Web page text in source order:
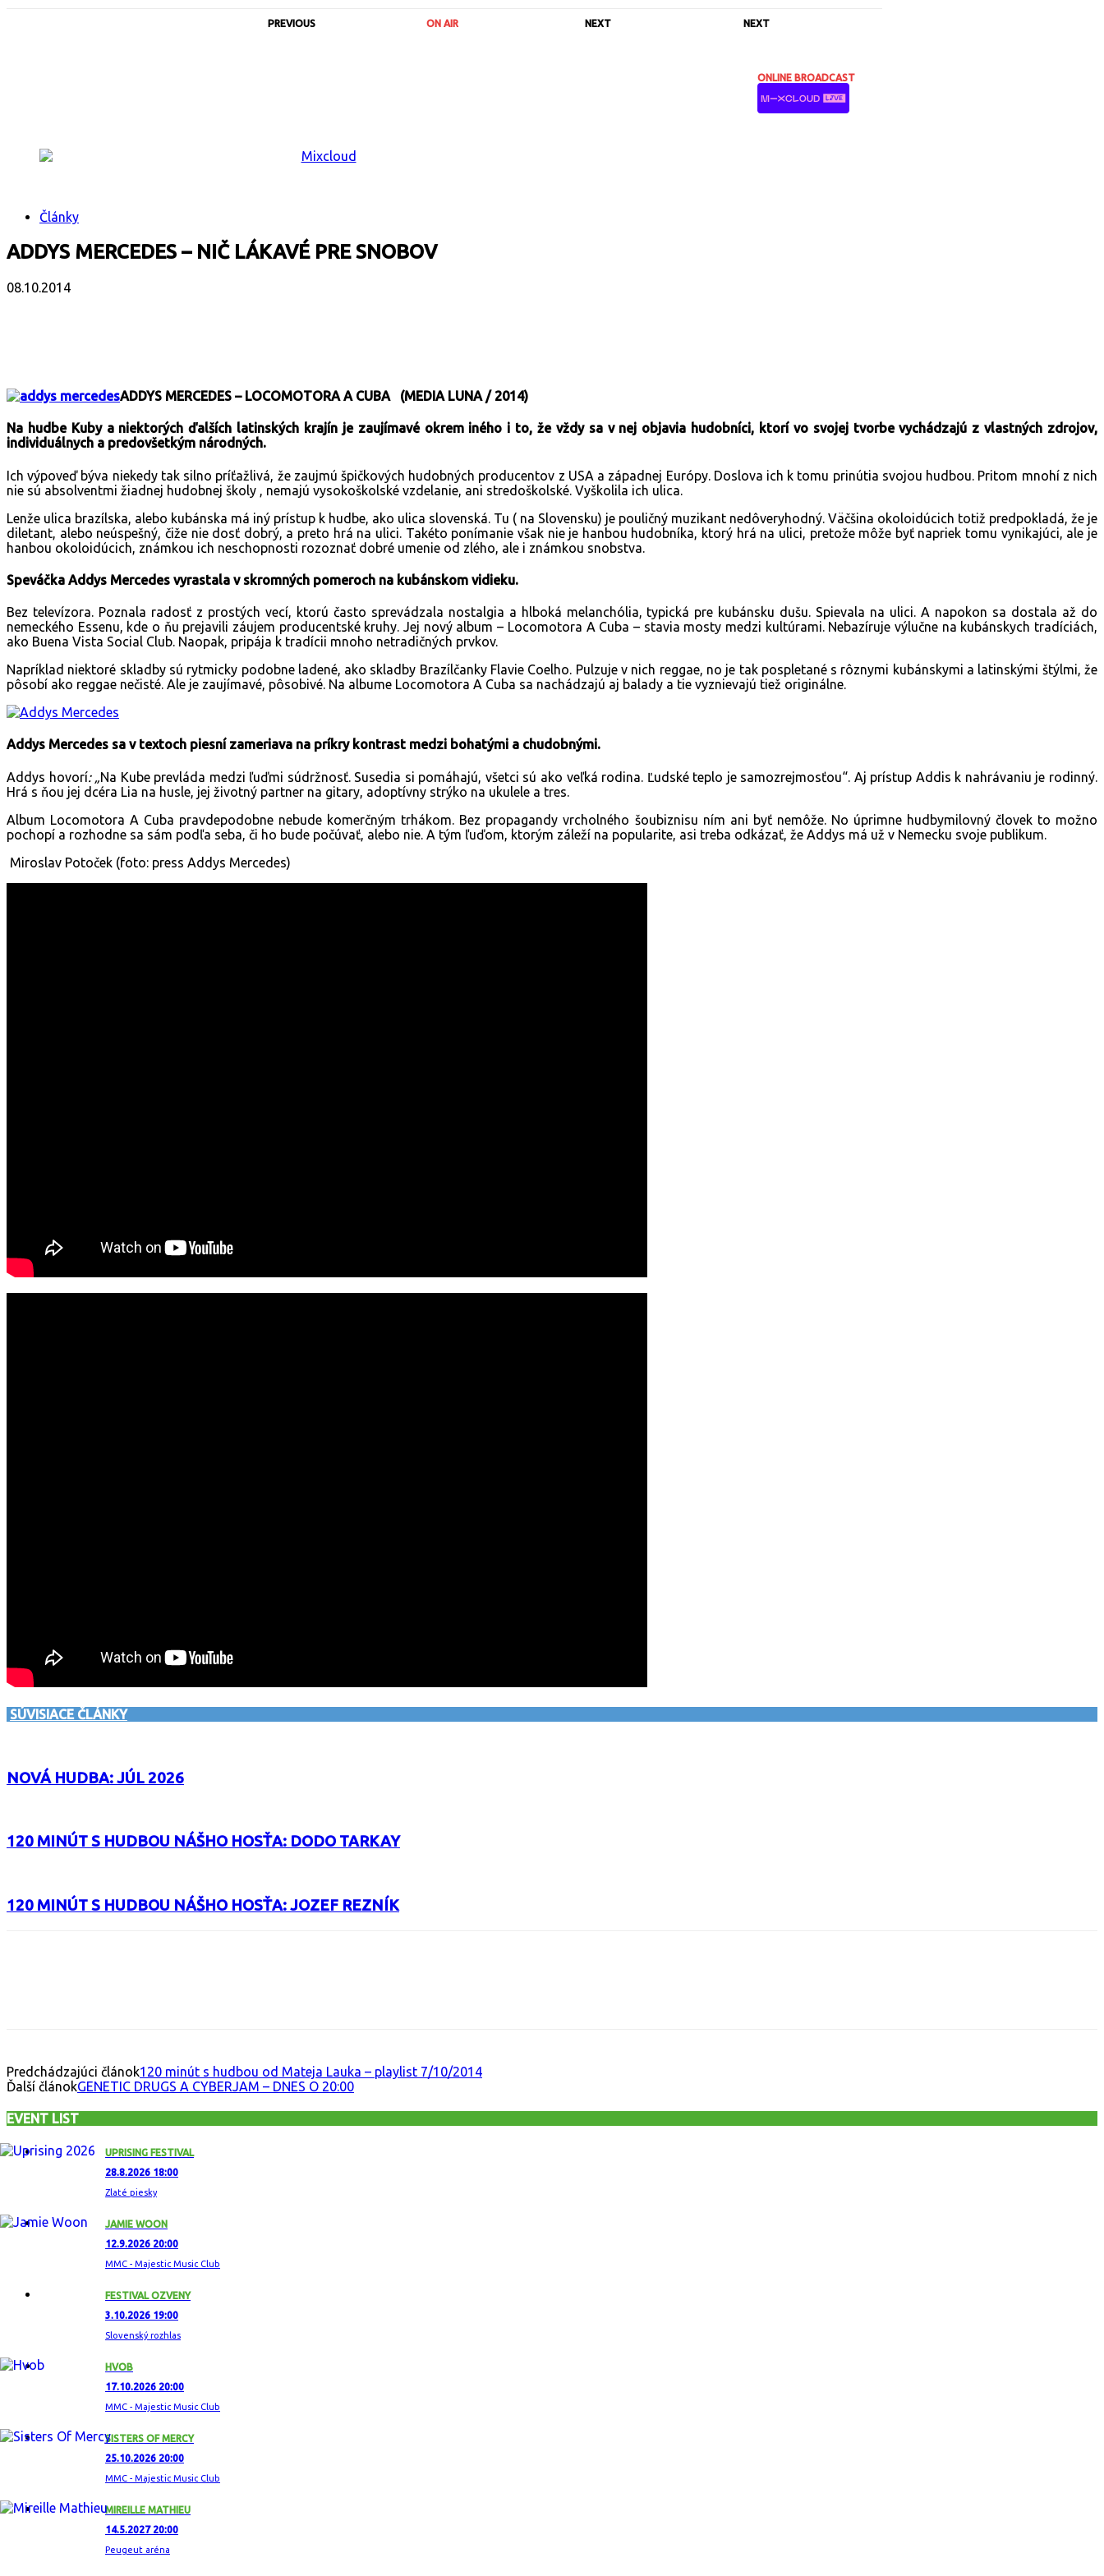
PREVIOUS ON AIR NEXT NEXT
ONLINE BROADCAST
Články
ADDYS MERCEDES – NIČ LÁKAVÉ PRE SNOBOV
08.10.2014
ADDYS MERCEDES – LOCOMOTORA A CUBA (MEDIA LUNA / 2014)
Na hudbe Kuby a niektorých ďalších latinských krajín je zaujímavé okrem iného i to, že vždy sa v nej objavia hudobníci, ktorí vo svojej tvorbe vychádzajú z vlastných zdrojov,
individuálnych a predovšetkým národných.
Ich výpoveď býva niekedy tak silno príťažlivá, že zaujmú špičkových hudobných producentov z USA a západnej Európy. Doslova ich k tomu prinútia svojou hudbou. Pritom mnohí z nich
nie sú absolventmi žiadnej hudobnej školy , nemajú vysokoškolské vzdelanie, ani stredoškolské. Vyškolila ich ulica.
Lenže ulica brazílska, alebo kubánska má iný prístup k hudbe, ako ulica slovenská. Tu ( na Slovensku) je pouličný muzikant nedôveryhodný. Väčšina okoloidúcich totiž predpokladá, že je
diletant, alebo neúspešný, čiže nie dosť dobrý, a preto hrá na ulici. Takéto ponímanie však nie je hanbou hudobníka, ktorý hrá na ulici, pretože môže byť napriek tomu vynikajúci, ale je
hanbou okoloidúcich, známkou ich neschopnosti rozoznať dobré umenie od zlého, ale i známkou snobstva.
Speváčka Addys Mercedes vyrastala v skromných pomeroch na kubánskom vidieku.
Bez televízora. Poznala radosť z prostých vecí, ktorú často sprevádzala nostalgia a hlboká melanchólia, typická pre kubánsku dušu. Spievala na ulici. A napokon sa dostala až do
nemeckého Essenu, kde o ňu prejavili záujem producentské kruhy. Jej nový album – Locomotora A Cuba – stavia mosty medzi kultúrami. Nebazíruje výlučne na kubánskych tradíciách,
ako Buena Vista Social Club. Naopak, pripája k tradícii mnoho netradičných prvkov.
Napríklad niektoré skladby sú rytmicky podobne ladené, ako skladby Brazílčanky Flavie Coelho. Pulzuje v nich reggae, no je tak pospletané s rôznymi kubánskymi a latinskými štýlmi, že
pôsobí ako reggae nečisté. Ale je zaujímavé, pôsobivé. Na albume Locomotora A Cuba sa nachádzajú aj balady a tie vyznievajú tiež originálne.
Addys Mercedes sa v textoch piesní zameriava na príkry kontrast medzi bohatými a chudobnými.
Addys hovorí: „Na Kube prevláda medzi ľuďmi súdržnosť. Susedia si pomáhajú, všetci sú ako veľká rodina. Ľudské teplo je samozrejmosťou“. Aj prístup Addis k nahrávaniu je rodinný.
Hrá s ňou jej dcéra Lia na husle, jej životný partner na gitary, adoptívny strýko na ukulele a tres.
Album Locomotora A Cuba pravdepodobne nebude komerčným trhákom. Bez propagandy vrcholného šoubiznisu ním ani byť nemôže. No úprimne hudbymilovný človek to možno
pochopí a rozhodne sa sám podľa seba, či ho bude počúvať, alebo nie. A tým ľuďom, ktorým záleží na popularite, asi treba odkázať, že Addys má už v Nemecku svoje publikum.
Miroslav Potoček (foto: press Addys Mercedes)
SÚVISIACE ČLÁNKY
NOVÁ HUDBA: JÚL 2026
120 MINÚT S HUDBOU NÁŠHO HOSŤA: DODO TARKAY
120 MINÚT S HUDBOU NÁŠHO HOSŤA: JOZEF REZNÍK
Predchádzajúci článok120 minút s hudbou od Mateja Lauka – playlist 7/10/2014
Ďalší článokGENETIC DRUGS A CYBERJAM – DNES O 20:00
EVENT LIST
UPRISING FESTIVAL
28.8.2026 18:00
Zlaté piesky
JAMIE WOON
12.9.2026 20:00
MMC - Majestic Music Club
FESTIVAL OZVENY
3.10.2026 19:00
Slovenský rozhlas
HVOB
17.10.2026 20:00
MMC - Majestic Music Club
SISTERS OF MERCY
25.10.2026 20:00
MMC - Majestic Music Club
MIREILLE MATHIEU
14.5.2027 20:00
Peugeut aréna